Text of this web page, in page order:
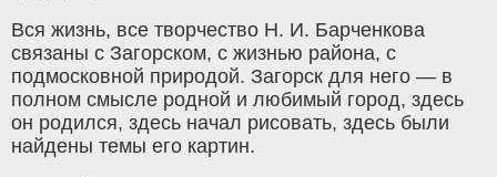
Вся жизнь, все творчество Н. И. Барченкова
связаны с Загорском, с жизнью района, с
подмосковной природой. Загорск для него — в
полном смысле родной и любимый город, здесь
он родился, здесь начал рисовать, здесь были
найдены темы его картин.